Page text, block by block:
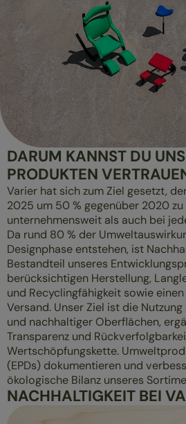
DARUM KANNST DU
PRODUKTEN
Varier hat sich zum Ziel gesetzt,
2025 um 50 % gegenüber 2020
unternehmensweit als auch bei
Da rund 80 % der
Designphase entstehen, ist
Bestandteil unseres
berücksichtigen Herstellung,
und Recyclingfähigkeit sowie
Versand. Unser Ziel ist die
und nachhaltiger Oberflächen,
Transparenz und
Wertschöpfungskette.
(EPDs) dokumentieren und
ökologische Bilanz unseres
NACHHALTIGKEIT BEI